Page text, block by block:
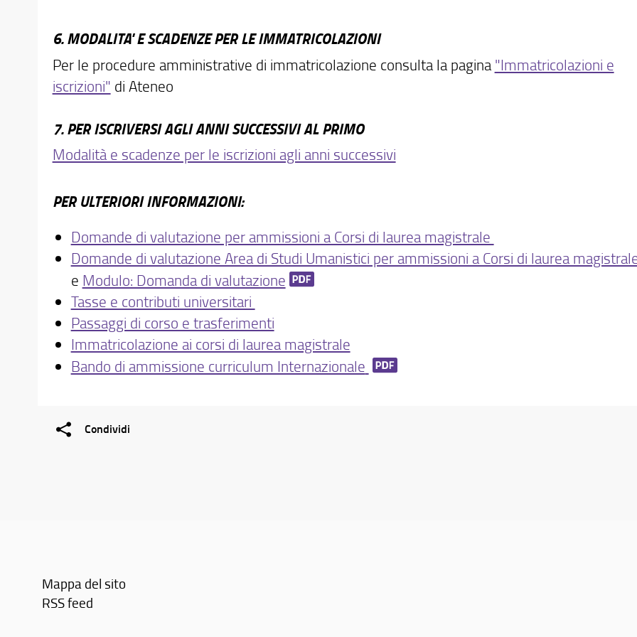
6. MODALITA' E SCADENZE PER LE IMMATRICOLAZIONI
Per le procedure amministrative di immatricolazione consulta la pagina "Immatricolazioni e
iscrizioni" di Ateneo
7.PER ISCRIVERSI AGLI ANNI SUCCESSIVI AL PRIMO
Modalità e scadenze per le iscrizioni agli anni successivi
PER ULTERIORI INFORMAZIONI:
Domande di valutazione per ammissioni a Corsi di laurea magistrale
Domande di valutazione Area di Studi Umanistici per ammissioni a Corsi di laurea
e Modulo: Domanda di valutazione
Tasse e contributi universitari
Passaggi di corso e trasferimenti
Immatricolazione ai corsi di laurea magistrale
Bando di ammissione curriculum Internazionale
Condividi
Mappa del sito
RSS feed